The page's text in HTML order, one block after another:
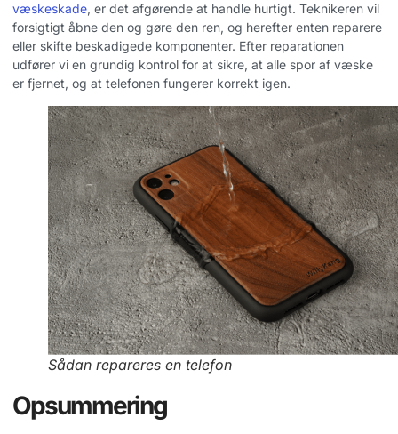
væskeskade, er det afgørende at handle hurtigt. Teknikeren vil
forsigtigt åbne den og gøre den ren, og herefter enten reparere
eller skifte beskadigede komponenter. Efter reparationen
udfører vi en grundig kontrol for at sikre, at alle spor af væske
er fjernet, og at telefonen fungerer korrekt igen.
Sådan repareres en telefon
Opsummering